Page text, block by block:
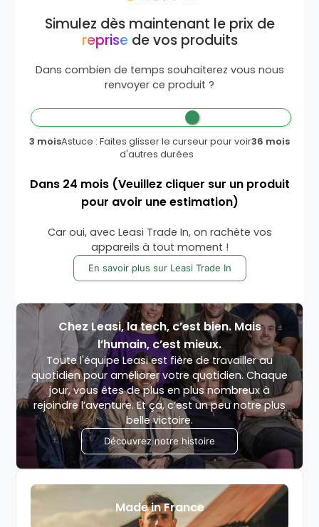
Simulez dès maintenant le prix de
reprisede vos produits
Dans combien de temps souhaiterez vous nous
renvoyer ce produit ?
3 moisAstuce : Faites glisser le curseur pour voir
d'autres durées
36 mois
Dans 24 mois (Veuillez cliquer sur un produit
pour avoir une estimation)
Car oui, avec Leasi Trade In, on rachète vos
appareils à tout moment !
En savoir plus sur Leasi Trade In
Chez Leasi, la tech, c’est bien. Mais
l’humain, c’est mieux.
Toute l'équipe Leasi est fière de travailler au
quotidien pour améliorer votre quotidien. Chaque
jour, vous êtes de plus en plus nombreux à
rejoindre l’aventure. Et ça, c’est un peu notre plus
belle victoire.
Découvrez notre histoire
Made in France